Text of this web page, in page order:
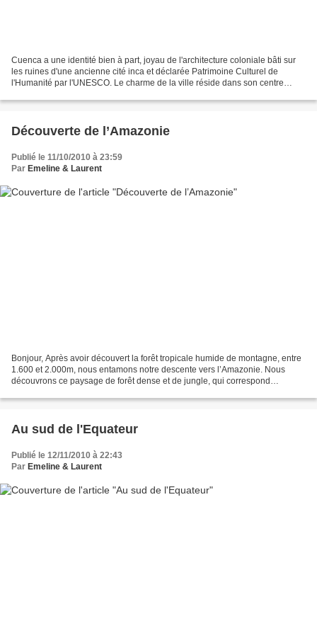
Cuenca a une identité bien à part, joyau de l'architecture coloniale bâti sur
les ruines d'une ancienne cité inca et déclarée Patrimoine Culturel de
l'Humanité par l'UNESCO. Le charme de la ville réside dans son centre
Découverte de l’Amazonie
Publié le 11/10/2010 à 23:59
Par Emeline & Laurent
Bonjour, Après avoir découvert la forêt tropicale humide de montagne, entre
1.600 et 2.000m, nous entamons notre descente vers l’Amazonie. Nous
découvrons ce paysage de forêt dense et de jungle, qui correspond
Au sud de l'Equateur
Publié le 12/11/2010 à 22:43
Par Emeline & Laurent